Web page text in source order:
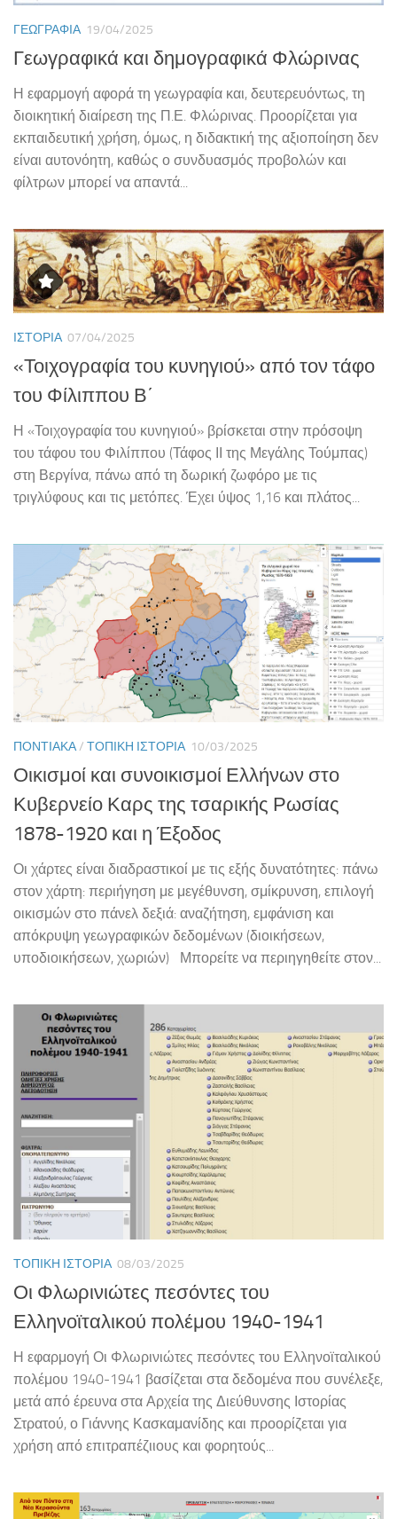
ΓΕΩΓΡΑΦΊΑ 19/04/2025
Γεωγραφικά και δημογραφικά Φλώρινας
Η εφαρμογή αφορά τη γεωγραφία και, δευτερευόντως, τη
διοικητική διαίρεση της Π.Ε. Φλώρινας. Προορίζεται για
εκπαιδευτική χρήση, όμως, η διδακτική της αξιοποίηση δεν
είναι αυτονόητη, καθώς ο συνδυασμός προβολών και
φίλτρων μπορεί να απαντά...
ΙΣΤΟΡΊΑ 07/04/2025
«Τοιχογραφία του κυνηγιού» από τον τάφο
του Φίλιππου Β΄
Η «Τοιχογραφία του κυνηγιού» βρίσκεται στην πρόσοψη
του τάφου του Φιλίππου (Τάφος ΙΙ της Μεγάλης Τούμπας)
στη Βεργίνα, πάνω από τη δωρική ζωφόρο με τις
τριγλύφους και τις μετόπες. Έχει ύψος 1,16 και πλάτος...
ΠΟΝΤΙΑΚΆ/ ΤΟΠΙΚΉ ΙΣΤΟΡΊΑ 10/03/2025
Οικισμοί και συνοικισμοί Ελλήνων στο
Κυβερνείο Καρς της τσαρικής Ρωσίας
1878-1920 και η Έξοδος
Οι χάρτες είναι διαδραστικοί με τις εξής δυνατότητες: πάνω
στον χάρτη: περιήγηση με μεγέθυνση, σμίκρυνση, επιλογή
οικισμών στο πάνελ δεξιά: αναζήτηση, εμφάνιση και
απόκρυψη γεωγραφικών δεδομένων (διοικήσεων,
υποδιοικήσεων, χωριών) Μπορείτε να περιηγηθείτε στον...
ΤΟΠΙΚΉ ΙΣΤΟΡΊΑ 08/03/2025
Οι Φλωρινιώτες πεσόντες του
Ελληνοϊταλικού πολέμου 1940-1941
Η εφαρμογή Οι Φλωρινιώτες πεσόντες του Ελληνοϊταλικού
πολέμου 1940-1941 βασίζεται στα δεδομένα που συνέλεξε,
μετά από έρευνα στα Αρχεία της Διεύθυνσης Ιστορίας
Στρατού, ο Γιάννης Κασκαμανίδης και προορίζεται για
χρήση από επιτραπέζιιους και φορητούς...